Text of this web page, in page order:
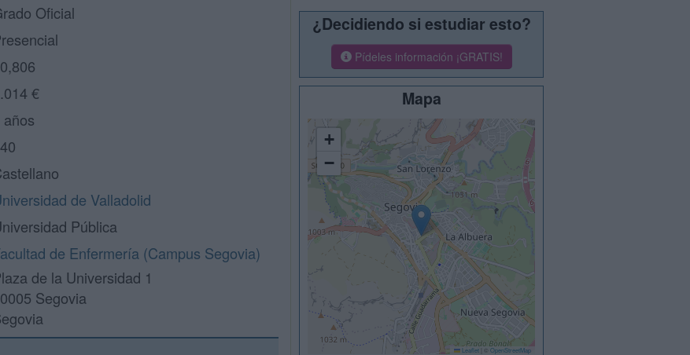
Oficial
€
años
de Valladolid
Pública
de Enfermería (Campus Segovia)
de la Universidad 1
Segovia
¿Decidiendo si estudiar esto?
Pídeles información ¡GRATIS!
Mapa
+
−
Leaflet © OpenStreetMap